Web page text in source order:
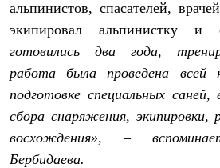
Где купить
альпинистов, спасателей,
экипировал альпинистку
готовились два года,
работа была проведена всей
подготовке специальных саней,
сбора снаряжения, экипировки,
восхождения», –
Бербидаева.